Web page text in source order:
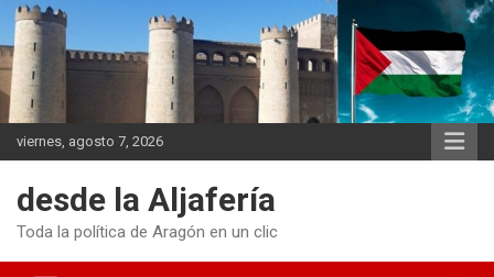
Saltar
contenido
viernes, agosto 7, 2026
desde la Aljafería
Toda la política de Aragón en un clic